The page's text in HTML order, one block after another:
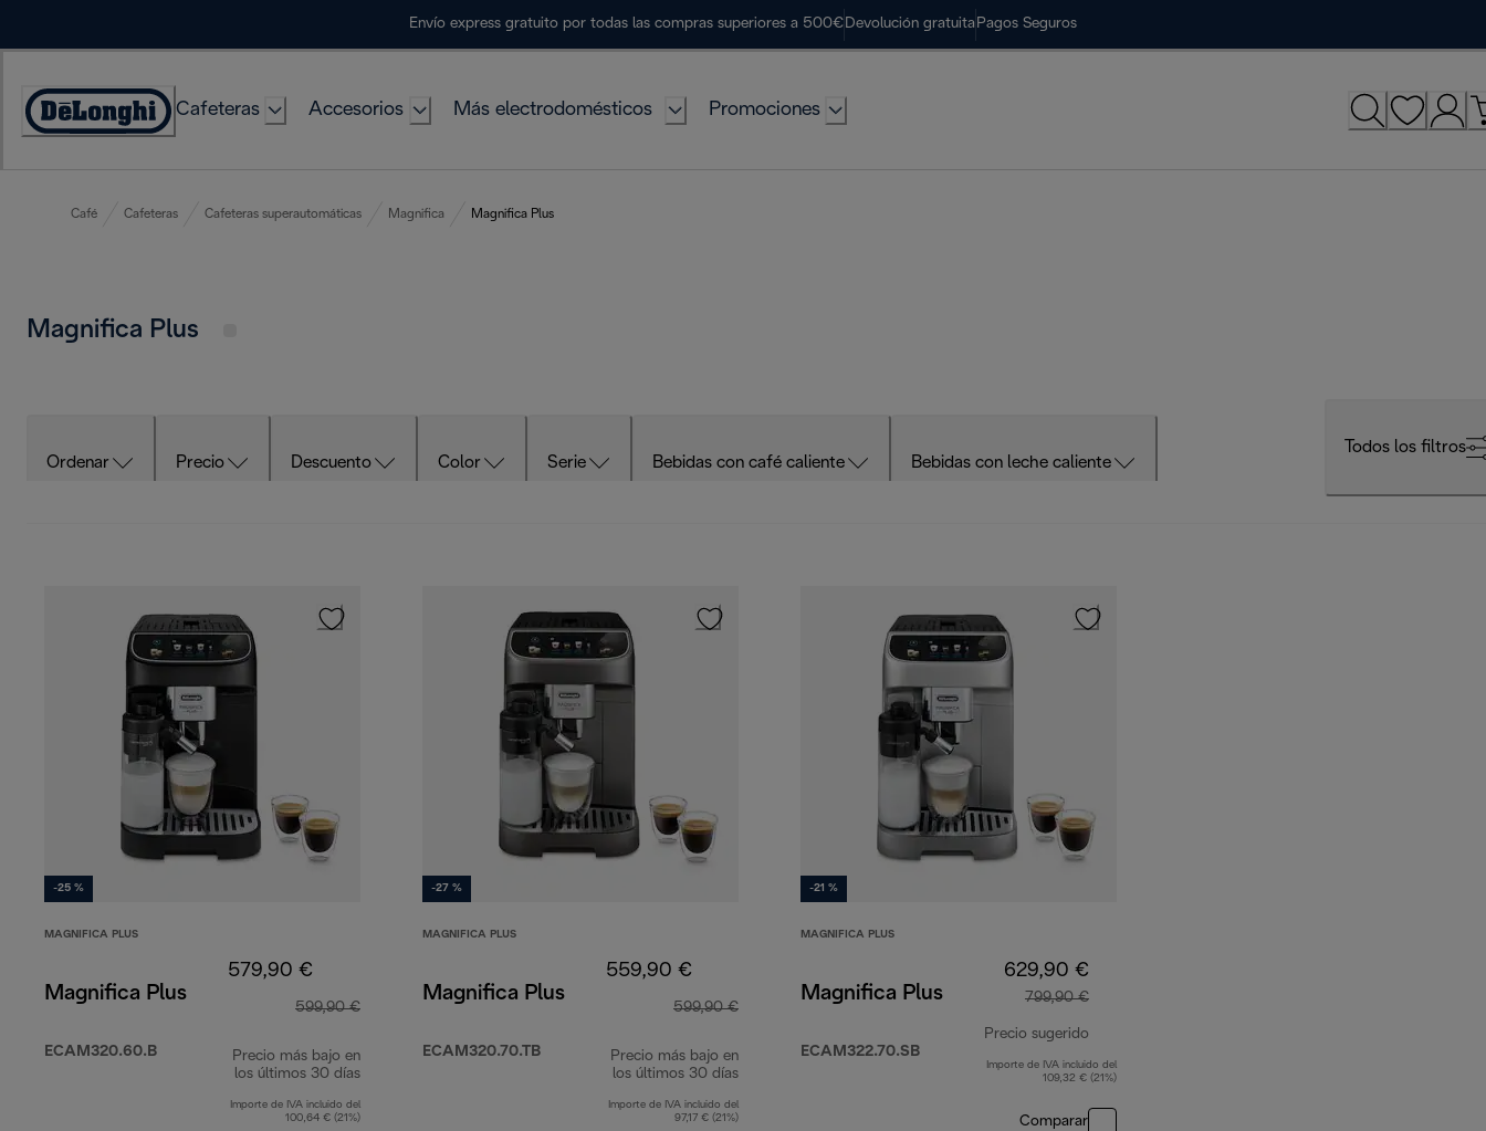
Envío express gratuito por todas las compras superiores a 500€ Devolución gratuita Pagos Seguros
Accessibility
Cafeteras Accesorios Más electrodomésticos Promociones
Café Cafeteras Cafeteras superautomáticas Magnifica Magnifica Plus
Magnifica Plus
Ordenar Precio Descuento Color Serie Bebidas con café caliente Bebidas con leche caliente
Todos los filtros
-25 %
MAGNIFICA PLUS
Magnifica Plus
ECAM320.60.B
579,90 €
599,90 €
Precio más bajo en
los últimos 30 días
Importe de IVA incluido del
100,64 € (21%)
-27 %
MAGNIFICA PLUS
Magnifica Plus
ECAM320.70.TB
559,90 €
599,90 €
Precio más bajo en
los últimos 30 días
Importe de IVA incluido del
97,17 € (21%)
-21 %
MAGNIFICA PLUS
Magnifica Plus
ECAM322.70.SB
629,90 €
799,90 €
Precio sugerido
precio original 799,90 €
Importe de IVA incluido del
109,32 € (21%)
Comparar